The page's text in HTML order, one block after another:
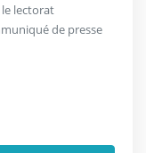
lectorat
de presse